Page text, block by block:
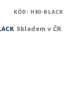
Skladem v ČR
KÓD: H80-BLACK